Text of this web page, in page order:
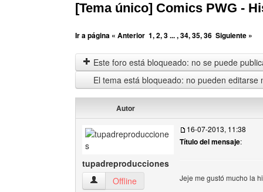
[Tema único] Comics PWG -
Ir a página « Anterior 1,2,3... ,34,35,36 Siguiente »
Este foro está bloqueado: no se puede
El tema está bloqueado: no pueden editarse
Autor
tupadreproducciones
tupadreproducciones Ver perfil del usuario
Offline
16-07-2013, 11:38
Título del mensaje:
Jeje me gustó mucho la